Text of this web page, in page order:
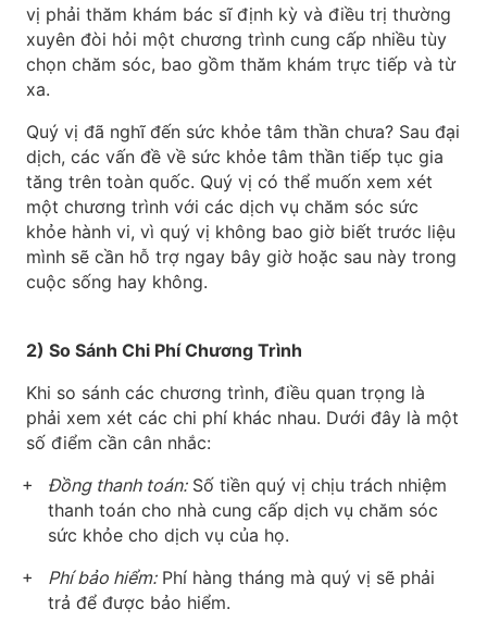
vị phải thăm khám bác sĩ định kỳ và điều trị thường
xuyên đòi hỏi một chương trình cung cấp nhiều tùy
chọn chăm sóc, bao gồm thăm khám trực tiếp và từ
xa.
Quý vị đã nghĩ đến sức khỏe tâm thần chưa? Sau đại
dịch, các vấn đề về sức khỏe tâm thần tiếp tục gia
tăng trên toàn quốc. Quý vị có thể muốn xem xét
một chương trình với các dịch vụ chăm sóc sức
khỏe hành vi, vì quý vị không bao giờ biết trước liệu
mình sẽ cần hỗ trợ ngay bây giờ hoặc sau này trong
cuộc sống hay không.
2) So Sánh Chi Phí Chương Trình
Khi so sánh các chương trình, điều quan trọng là
phải xem xét các chi phí khác nhau. Dưới đây là một
số điểm cần cân nhắc:
Đồng thanh toán:Số tiền quý vị chịu trách nhiệm
thanh toán cho nhà cung cấp dịch vụ chăm sóc
sức khỏe cho dịch vụ của họ.
Phí bảo hiểm:Phí hàng tháng mà quý vị sẽ phải
trả để được bảo hiểm.